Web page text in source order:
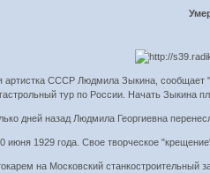
артистка СССР Людмила Зыкина,
тур по России. Начать Зыкина
дней назад Людмила Георгиевна
1929 года. Свое творческое
на Московский